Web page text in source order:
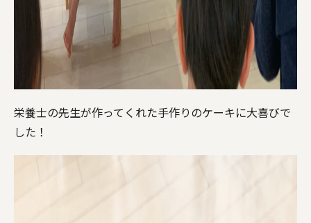
栄養士の先生が作ってくれた手作りのケーキに大喜びで
した！